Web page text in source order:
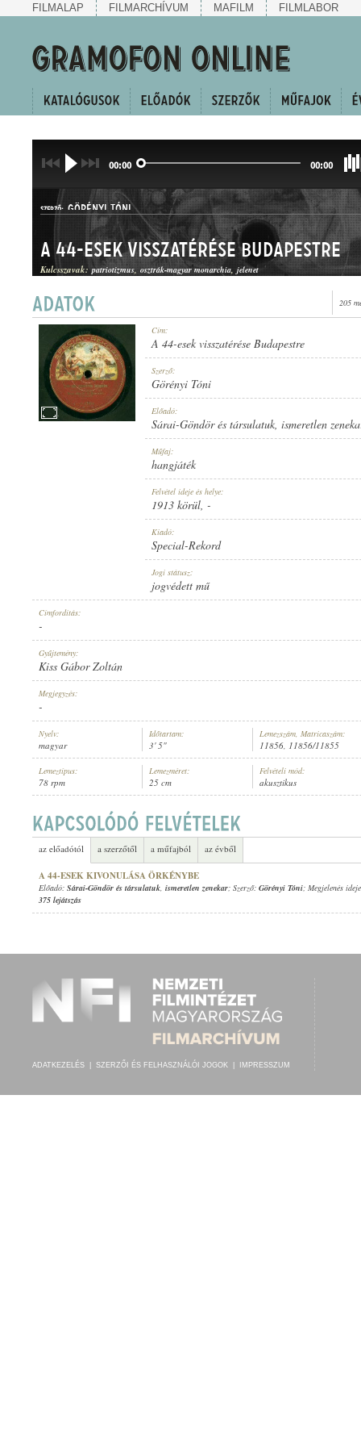
FILMALAP FILMARCHÍVUM MAFILM FILMLABOR
00:00 00:00
SÁRAI-GÖNDÖR ÉS TÁRSULATUK,ISMERETLEN ZENEKAR
SZERZŐ: GÖRÉNYI TÓNI
HANGJÁTÉK
LEMEZSZÁM:
A 44-esek visszatérése Budapestre
Kulcsszavak: patriotizmus osztrák-magyar monarchia jelenet
205
Cím:
A 44-esek visszatérése Budapestre
Szerző:
Görényi Tóni
Előadó:
Sárai-Göndör és társulatuk, ismeretlen
Műfaj:
hangjáték
Felvétel ideje és helye:
1913 körül, -
Kiadó:
Special-Rekord
Jogi státusz:
jogvédett mű
Címfordítás:
-
Gyűjtemény:
Kiss Gábor Zoltán
Megjegyzés:
-
Nyelv:
magyar
Időtartam:
3' 5"
Lemezszám, Matricaszám:
11856, 11856/11855
Lemeztípus:
78 rpm
Lemezméret:
25 cm
Felvételi mód:
akusztikus
az előadótól a szerzőtől a műfajból az évből
A 44-ESEK KIVONULÁSA ÖRKÉNYBE
Előadó: Sárai-Göndör és társulatuk, ismeretlen zenekar; Szerző: Görényi Tóni; Megjelenés
375 lejátszás
ADATKEZELÉS SZERZŐI ÉS FELHASZNÁLÓI JOGOK IMPRESSZUM